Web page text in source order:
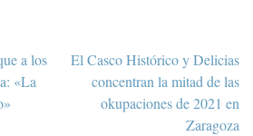
a los
«La
El Casco Histórico y Delicias
concentran la mitad de las
okupaciones de 2021 en
Zaragoza